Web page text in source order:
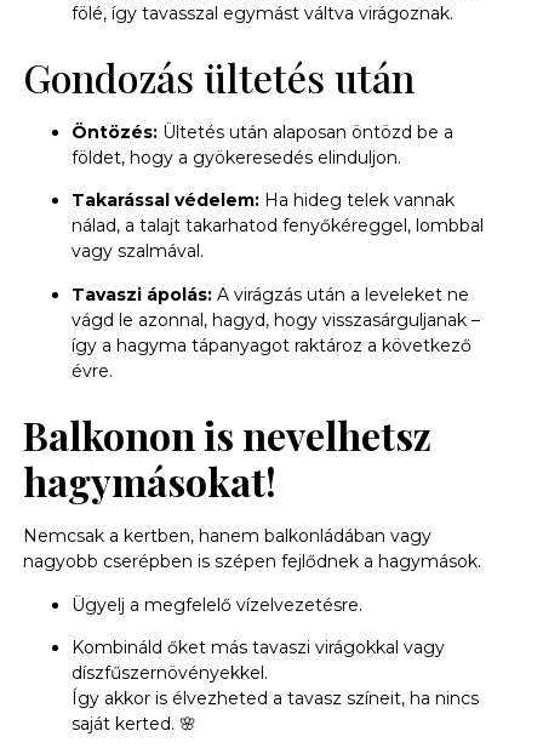
fölé, így tavasszal egymást váltva virágoznak.
Gondozás ültetés után
Öntözés: Ültetés után alaposan öntözd be a
földet, hogy a gyökeresedés elinduljon.
Takarással védelem: Ha hideg telek vannak
nálad, a talajt takarhatod fenyőkéreggel, lombbal
vagy szalmával.
Tavaszi ápolás: A virágzás után a leveleket ne
vágd le azonnal, hagyd, hogy visszasárguljanak –
így a hagyma tápanyagot raktároz a következő
évre.
Balkonon is nevelhetsz
hagymásokat!
Nemcsak a kertben, hanem balkonládában vagy
nagyobb cserépben is szépen fejlődnek a hagymások.
Ügyelj a megfelelő vízelvezetésre.
Kombináld őket más tavaszi virágokkal vagy
díszfűszernövényekkel.
Így akkor is élvezheted a tavasz színeit, ha nincs
saját kerted. 🌸